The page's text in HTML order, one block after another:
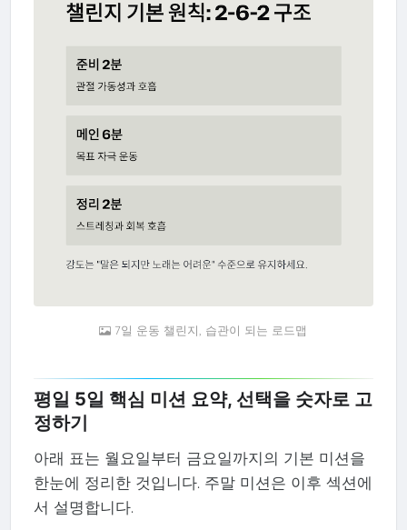
7일 운동 챌린지, 습관이 되는 로드맵
평일 5일 핵심 미션 요약, 선택을 숫자로 고
정하기
아래 표는 월요일부터 금요일까지의 기본 미션을
한눈에 정리한 것입니다. 주말 미션은 이후 섹션에
서 설명합니다.